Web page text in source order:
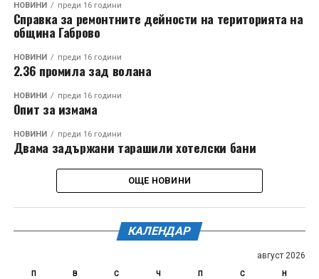
НОВИНИ преди 16 години
Справка за ремонтните дейности на територията на
община Габрово
НОВИНИ преди 16 години
2.36 промила зад волана
НОВИНИ преди 16 години
Oпит за измама
НОВИНИ преди 16 години
Двама задържани тарашили хотелски бани
ОЩЕ НОВИНИ
КАЛЕНДАР
август 2026
П В С Ч П С Н